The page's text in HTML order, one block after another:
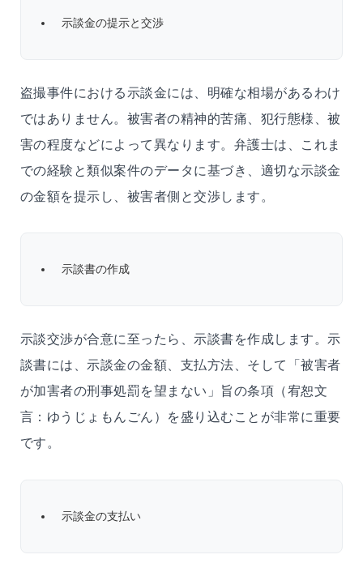
示談金の提示と交渉
盗撮事件における示談金には、明確な相場があるわけ
ではありません。被害者の精神的苦痛、犯行態様、被
害の程度などによって異なります。弁護士は、これま
での経験と類似案件のデータに基づき、適切な示談金
の金額を提示し、被害者側と交渉します。
示談書の作成
示談交渉が合意に至ったら、示談書を作成します。示
談書には、示談金の金額、支払方法、そして「被害者
が加害者の刑事処罰を望まない」旨の条項（宥恕文
言：ゆうじょもんごん）を盛り込むことが非常に重要
です。
示談金の支払い